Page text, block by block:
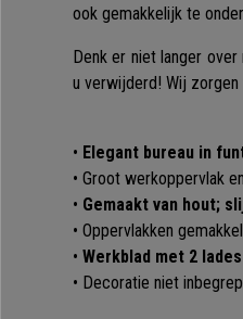
ook gemakkelijk te
Denk er niet langer
u verwijderd! Wij
• Elegant bureau in
• Groot werkoppervlak
• Gemaakt van hout;
• Oppervlakken
• Werkblad met 2 lades
• Decoratie niet